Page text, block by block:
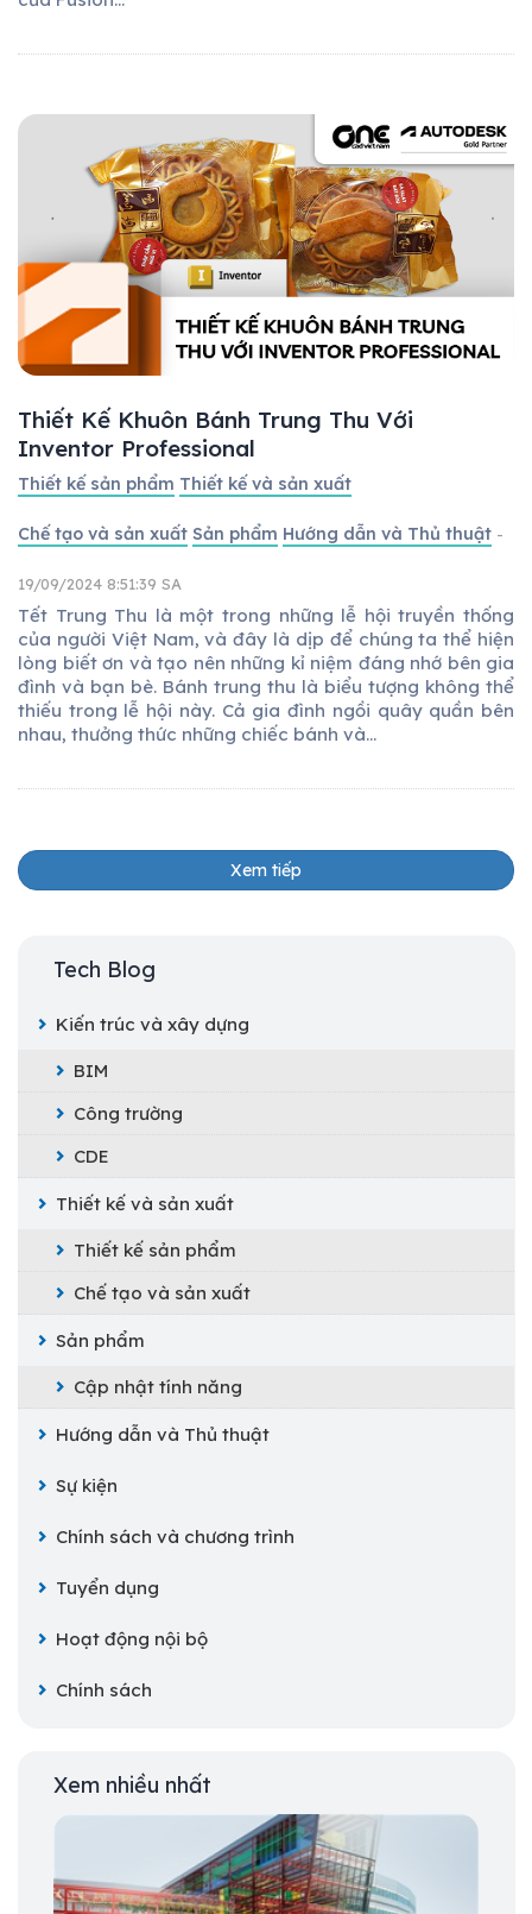
Thiết Kế Khuôn Bánh Trung Thu Với
Inventor Professional
Thiết kế sản phẩm Thiết kế và sản xuất
Chế tạo và sản xuất Sản phẩm Hướng dẫn và Thủ thuật -
19/09/2024 8:51:39 SA
Tết Trung Thu là một trong những lễ hội truyền thống
của người Việt Nam, và đây là dịp để chúng ta thể hiện
lòng biết ơn và tạo nên những kỉ niệm đáng nhớ bên gia
đình và bạn bè. Bánh trung thu là biểu tượng không thể
thiếu trong lễ hội này. Cả gia đình ngồi quây quần bên
nhau, thưởng thức những chiếc bánh và...
Xem tiếp
Tech Blog
Kiến trúc và xây dựng
BIM
Công trường
CDE
Thiết kế và sản xuất
Thiết kế sản phẩm
Chế tạo và sản xuất
Sản phẩm
Cập nhật tính năng
Hướng dẫn và Thủ thuật
Sự kiện
Chính sách và chương trình
Tuyển dụng
Hoạt động nội bộ
Chính sách
Xem nhiều nhất